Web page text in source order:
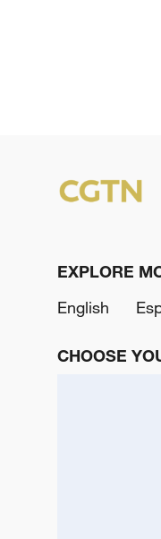
EXPLORE
English
CHOOSE